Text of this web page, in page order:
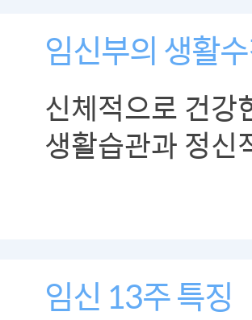
임신부의 생활
신체적으로 건강
생활습관과 정신
임신 13주 특징